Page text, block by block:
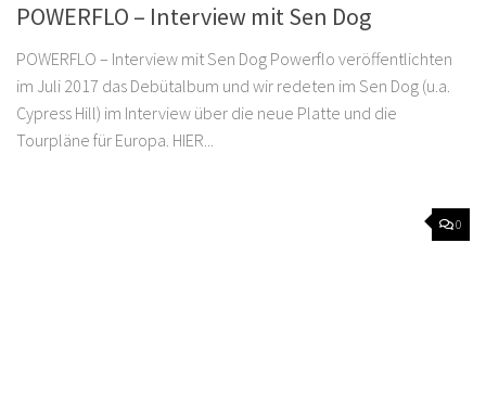
POWERFLO – Interview mit Sen Dog
POWERFLO – Interview mit Sen Dog Powerflo veröffentlichten
im Juli 2017 das Debütalbum und wir redeten im Sen Dog (u.a.
Cypress Hill) im Interview über die neue Platte und die
Tourpläne für Europa. HIER...
0